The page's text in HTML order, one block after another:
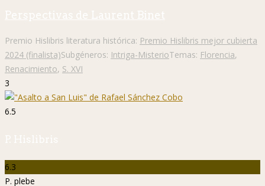
Perspectivas de Laurent Binet
Premio Hislibris literatura histórica: Premio Hislibris mejor cubierta
2024 (finalista)Subgéneros: Intriga-MisterioTemas: Florencia,
Renacimiento, S. XVI
3
6.5
P. Hislibris
6.3
P. plebe